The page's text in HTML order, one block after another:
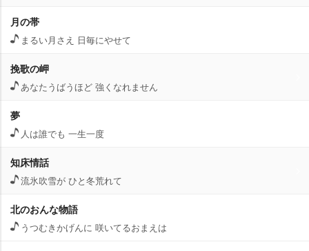
月の帯
まるい月さえ 日毎にやせて
挽歌の岬
あなたうばうほど 強くなれません
夢
人は誰でも 一生一度
知床情話
流氷吹雪が ひと冬荒れて
北のおんな物語
うつむきかげんに 咲いてるおまえは